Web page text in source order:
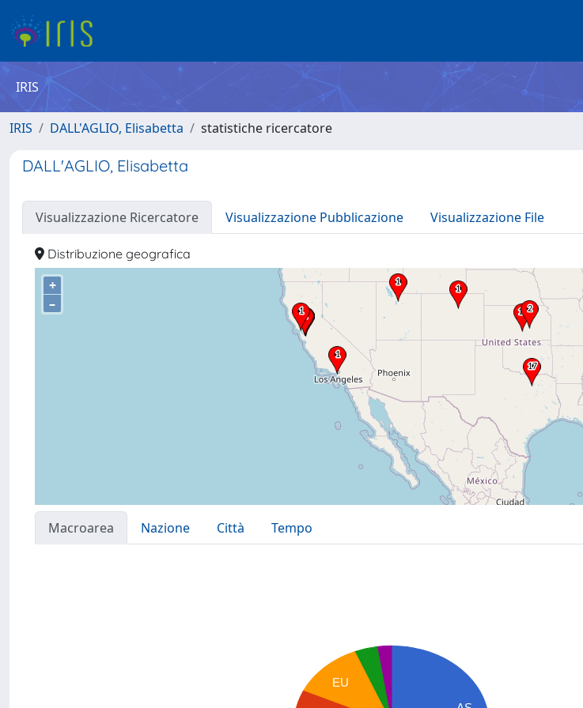
IRIS
IRIS DALL'AGLIO, Elisabetta statistiche ricercatore
DALL'AGLIO, Elisabetta
Visualizzazione Ricercatore Visualizzazione Pubblicazione Visualizzazione File
Distribuzione geografica
+
–
Macroarea Nazione Città
Tempo
EU